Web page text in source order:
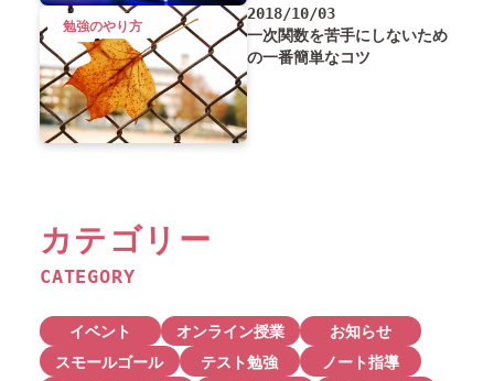
2018/10/03
一次関数を苦手にしないため
の一番簡単なコツ
勉強のやり方
カテゴリー
CATEGORY
イベント オンライン授業
お知らせ
スモールゴール
テスト勉強
ノート指導